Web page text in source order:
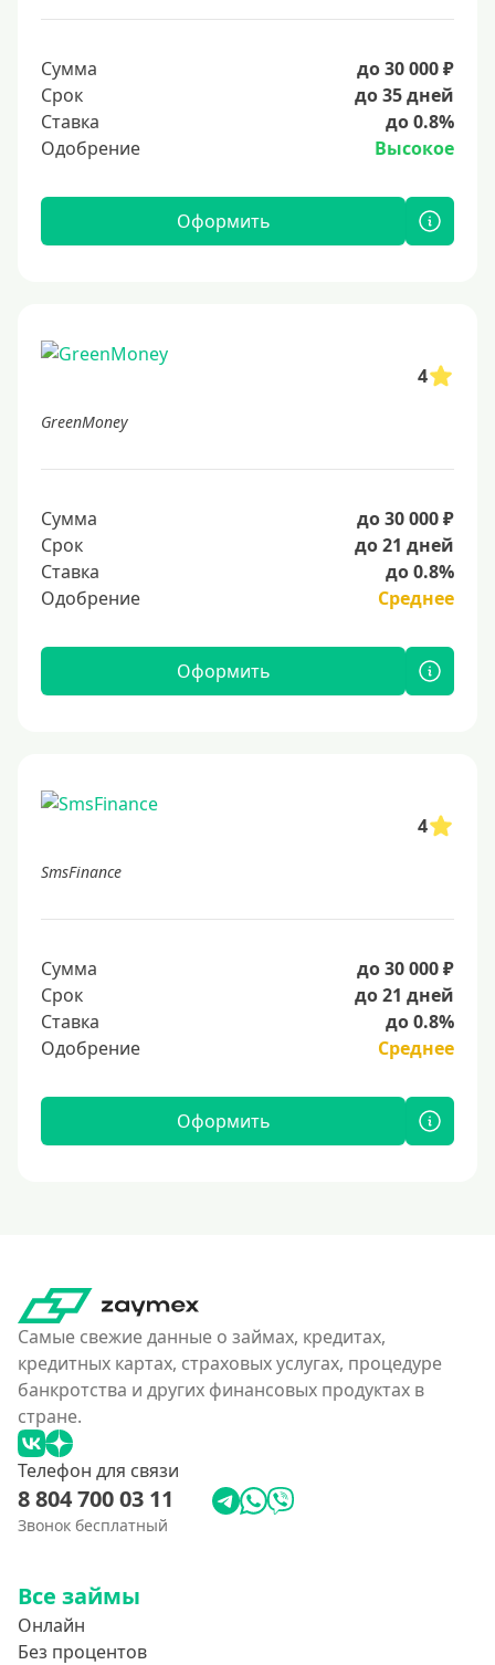
Сумма
до 30 000 ₽
Срок
до 35 дней
Ставка
до 0.8%
Одобрение
Высокое
Оформить
4
GreenMoney
Сумма
до 30 000 ₽
Срок
до 21 дней
Ставка
до 0.8%
Одобрение
Среднее
Оформить
4
SmsFinance
Сумма
до 30 000 ₽
Срок
до 21 дней
Ставка
до 0.8%
Одобрение
Среднее
Оформить
Самые свежие данные о займах, кредитах,
кредитных картах, страховых услугах, процедуре
банкротства и других финансовых продуктах в
стране.
Телефон для связи
8 804 700 03 11
Звонок бесплатный
Все займы
Онлайн
Без процентов